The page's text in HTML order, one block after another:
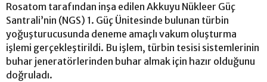
Rosatom tarafından inşa edilen Akkuyu Nükleer Güç
Santrali’nin (NGS) 1. Güç Ünitesinde bulunan türbin
yoğuşturucusunda deneme amaçlı vakum oluşturma
işlemi gerçekleştirildi. Bu işlem, türbin tesisi sistemlerinin
buhar jeneratörlerinden buhar almak için hazır olduğunu
doğruladı.